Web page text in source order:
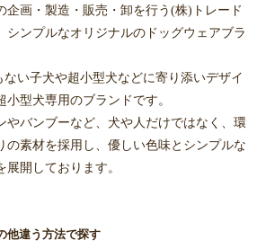
企画・製造・販売・卸を行う(株)トレード
シンプルなオリジナルのドッグウェアブラ
ない子犬や超小型犬などに寄り添いデザイ
小型犬専用のブランドです。
やバンブーなど、犬や人だけではなく、環
の素材を採用し、優しい色味とシンプルな
開しております。
他違う方法で探す